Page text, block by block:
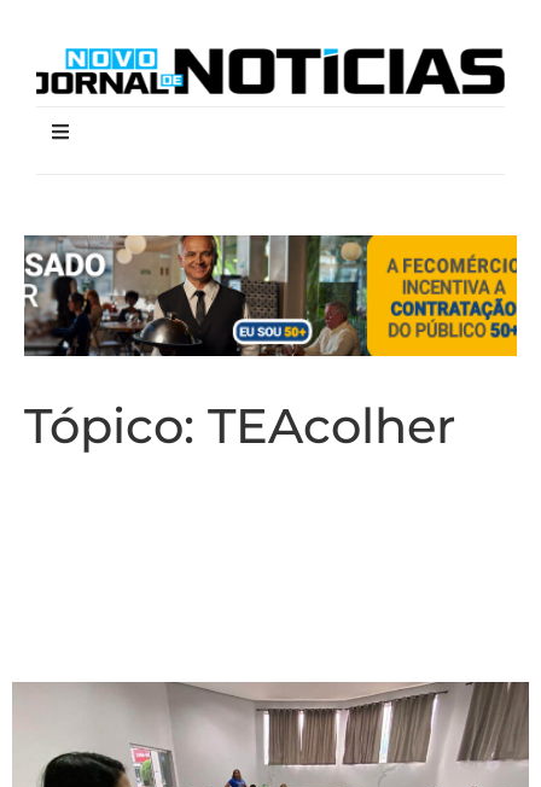
Tópico: TEAcolher